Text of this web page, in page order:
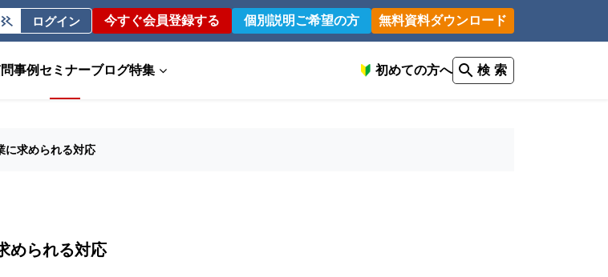
ログイン 今すぐ会員登録する 個別説明ご希望の方 無料資料ダウンロード
事例 セミナーブログ特集 初めての方へ 検 索
に求められる対応
められる対応